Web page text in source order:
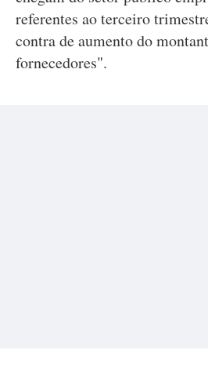
referentes ao terceiro
contra de aumento do
fornecedores".